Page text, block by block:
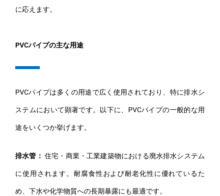
に応えます。
PVCパイプの主な用途
PVCパイプは多くの用途で広く使用されており、特に排水シ
ステムにおいて顕著です。以下に、PVCパイプの一般的な用
途をいくつか挙げます。
排水管： 住宅・商業・工業建築物における廃水排水システム
に使用されます。耐腐食性および耐老化性に優れているた
め、下水や化学物質への長期暴露にも最適です。